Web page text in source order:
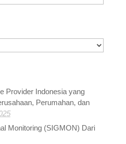
Provider Indonesia yang
Perumahan, dan
Monitoring (SIGMON) Dari